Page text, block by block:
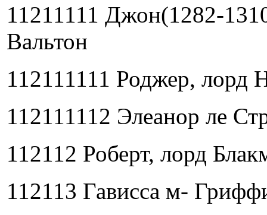
11211111 Джон(1282-
Вальтон
112111111 Роджер, лорд
112111112 Элеанор ле
112112 Роберт, лорд
112113 Гависса м-